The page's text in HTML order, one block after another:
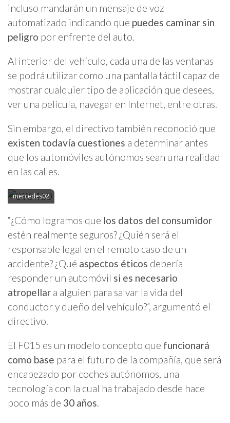
incluso mandarán un mensaje de voz
automatizado indicando que puedes caminar sin
peligro por enfrente del auto.
Al interior del vehículo, cada una de las ventanas
se podrá utilizar como una pantalla táctil capaz de
mostrar cualquier tipo de aplicación que desees,
ver una película, navegar en Internet, entre otras.
Sin embargo, el directivo también reconoció que
existen todavía cuestiones a determinar antes
que los automóviles autónomos sean una realidad
en las calles.
mercedes02
“¿Cómo logramos que los datos del consumidor
estén realmente seguros? ¿Quién será el
responsable legal en el remoto caso de un
accidente? ¿Qué aspectos éticos debería
responder un automóvil si es necesario
atropellar a alguien para salvar la vida del
conductor y dueño del vehículo?”, argumentó el
directivo.
El F015 es un modelo concepto que funcionará
como base para el futuro de la compañía, que será
encabezado por coches autónomos, una
tecnología con la cual ha trabajado desde hace
poco más de 30 años.